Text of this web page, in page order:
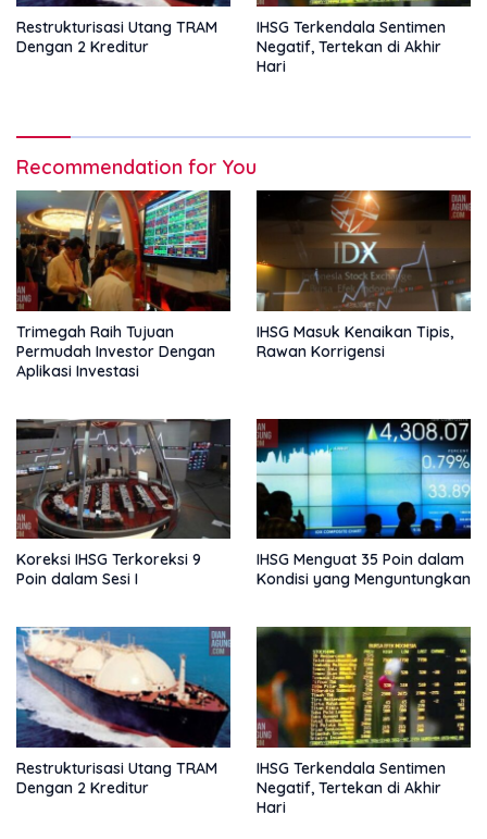
Restrukturisasi Utang TRAM
Dengan 2 Kreditur
IHSG Terkendala Sentimen
Negatif, Tertekan di Akhir
Hari
Recommendation for You
Trimegah Raih Tujuan
Permudah Investor Dengan
Aplikasi Investasi
IHSG Masuk Kenaikan Tipis,
Rawan Korrigensi
Koreksi IHSG Terkoreksi 9
Poin dalam Sesi I
IHSG Menguat 35 Poin dalam
Kondisi yang Menguntungkan
Restrukturisasi Utang TRAM
Dengan 2 Kreditur
IHSG Terkendala Sentimen
Negatif, Tertekan di Akhir
Hari